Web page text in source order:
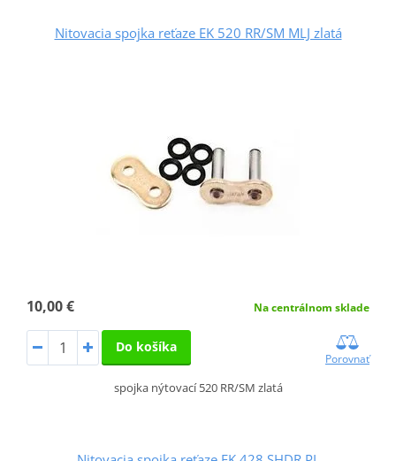
Nitovacia spojka reťaze EK 520 RR/SM MLJ zlatá
10,00 € Na centrálnom sklade
Do košíka
Porovnať
spojka nýtovací 520 RR/SM zlatá